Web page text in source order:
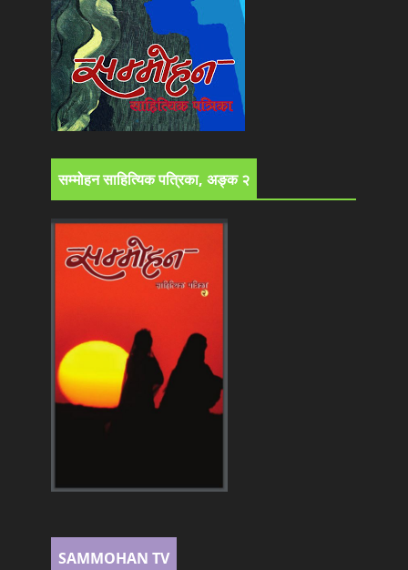
सम्मोहन साहित्यिक पत्रिका, अङ्क २
SAMMOHAN TV